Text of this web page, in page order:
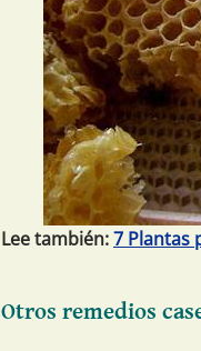
Lee también:7 Plantas
Otros remedios